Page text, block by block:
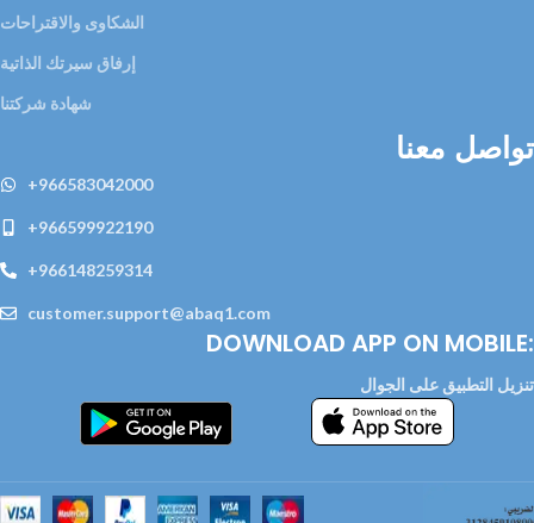
الشكاوى والاقتراحات
إرفاق سيرتك الذاتية
شهادة شركتنا
تواصل معنا
+966583042000
+966599922190
+966148259314
customer.support@abaq1.com
DOWNLOAD APP ON MOBILE:
تنزيل التطبيق على الجوال